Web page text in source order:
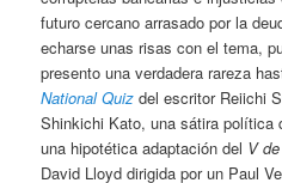
futuro cercano arrasado por la
echarse unas risas con el tema,
presento una verdadera rareza
National Quiz del escritor Reiichi
Shinkichi Kato, una sátira política
una hipotética adaptación del V
David Lloyd dirigida por un Paul